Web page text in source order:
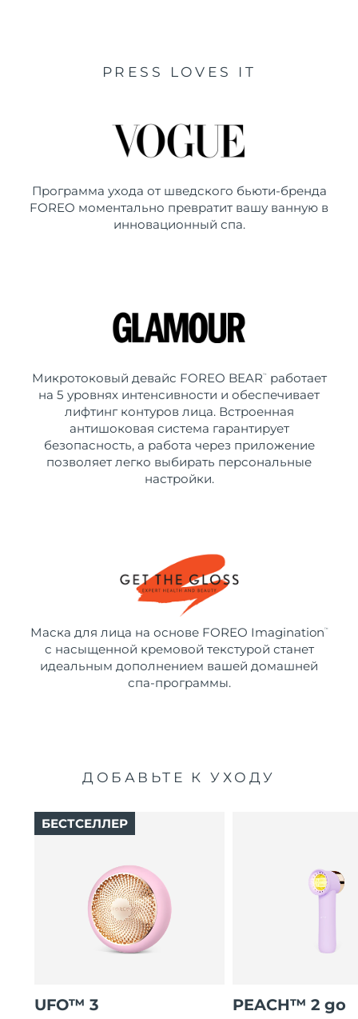
PRESS LOVES IT
Программа ухода от шведского бьюти-бренда
FOREO моментально превратит вашу ванную в
инновационный спа.
Микротоковый девайс FOREO BEAR ™
работает
на 5 уровнях интенсивности и обеспечивает
лифтинг контуров лица. Встроенная
антишоковая система гарантирует
безопасность, а работа через приложение
позволяет легко выбирать персональные
настройки.
Маска для лица на основе FOREO Imagination ™
с насыщенной кремовой текстурой станет
идеальным дополнением вашей домашней
спа-программы.
ДОБАВЬТЕ К УХОДУ
UFO™ 3
БЕСТСЕЛЛЕР
PEACH™ 2 go